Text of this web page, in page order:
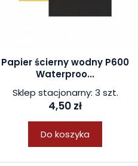
Papier ścierny wodny P600
Waterproo...
Sklep stacjonarny: 3 szt.
4,50 zł
Do koszyka